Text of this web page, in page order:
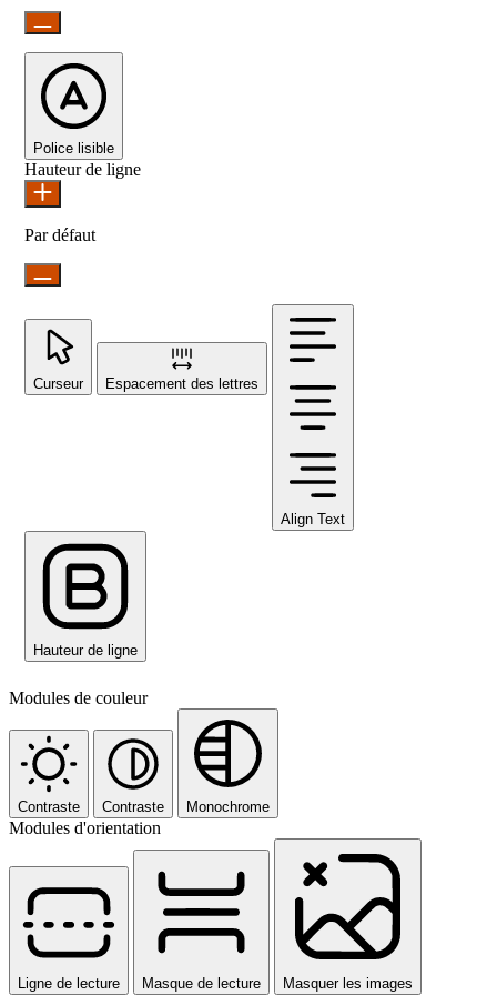
Police lisible
Hauteur de ligne
Par défaut
Curseur Espacement des lettres
Align Text
Hauteur de ligne
Modules de couleur
Contraste Contraste Monochrome
Modules d'orientation
Ligne de lecture Masque de lecture Masquer les images